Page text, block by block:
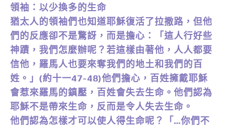
領袖：以少換多的生命
猶太人的領袖們也知道耶穌復活了拉撒路，但他
們的反應卻不是驚訝，而是擔心：「這人行好些
神蹟，我們怎麼辦呢？若這樣由著他，人人都要
信他，羅馬人也要來奪我們的地土和我們的百
姓。」(約十一47-48)他們擔心，百姓擁戴耶穌
會惹來羅馬的鎮壓，百姓會失去生命。他們認為
耶穌不是帶來生命，反而是令人失去生命。
他們認為怎樣才可以使人得生命呢？「…你們不